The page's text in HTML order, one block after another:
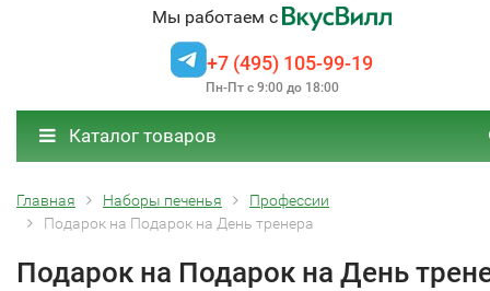
Мы работаем с
+7 (495) 105-99-19
Пн-Пт с 9:00 до 18:00
Каталог товаров
Главная Наборы печенья
Профессии
Подарок на Подарок на День тренера
Подарок на Подарок на День